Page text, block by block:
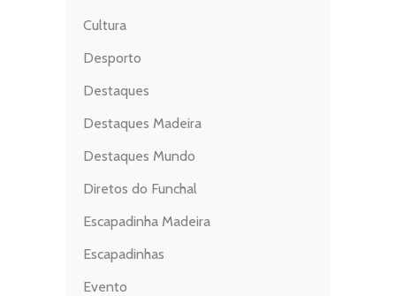
Cultura
Desporto
Destaques
Destaques Madeira
Destaques Mundo
Diretos do Funchal
Escapadinha Madeira
Escapadinhas
Evento